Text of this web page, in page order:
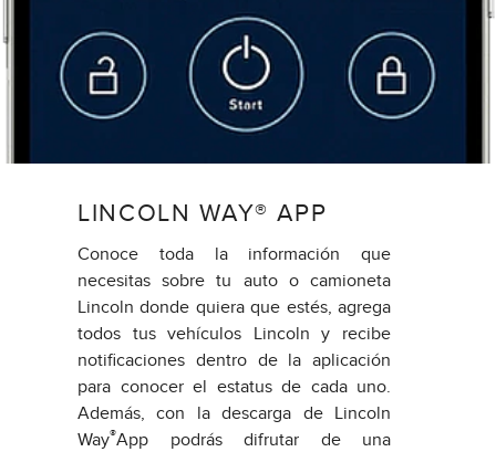
LINCOLN WAY® APP
Conoce toda la información que
necesitas sobre tu auto o camioneta
Lincoln donde quiera que estés, agrega
todos tus vehículos Lincoln y recibe
notificaciones dentro de la aplicación
para conocer el estatus de cada uno.
Además, con la descarga de Lincoln
Way®App podrás difrutar de una